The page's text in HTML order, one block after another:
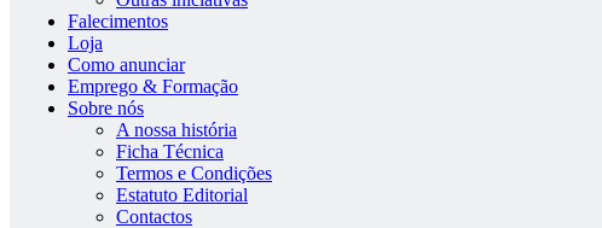
Falecimentos
Loja
Como anunciar
Emprego & Formação
Sobre nós
A nossa história
Ficha Técnica
Termos e Condições
Estatuto Editorial
Contactos